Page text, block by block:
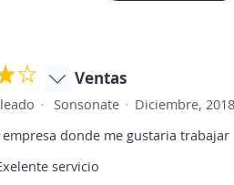
Ventas
Sonsonate
Diciembre, 2018
donde me gustaria trabajar
servicio